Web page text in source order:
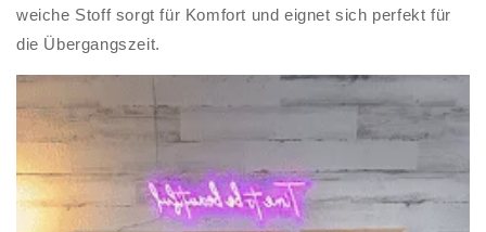
weiche Stoff sorgt für Komfort und eignet sich perfekt für
die Übergangszeit.